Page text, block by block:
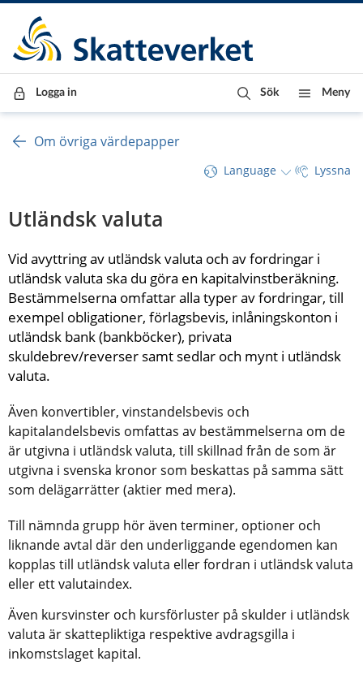
Till innehåll
Till navigationen
Till chattrobot
Logga in Sök Meny
Om övriga värdepapper
Language Lyssna
Utländsk valuta
Vid avyttring av utländsk valuta och av fordringar i
utländsk valuta ska du göra en kapitalvinstberäkning.
Bestämmelserna omfattar alla typer av fordringar, till
exempel obligationer, förlagsbevis, inlåningskonton i
utländsk bank (bankböcker), privata
skuldebrev/reverser samt sedlar och mynt i utländsk
valuta.
Även konvertibler, vinstandelsbevis och
kapitalandelsbevis omfattas av bestämmelserna om de
är utgivna i utländsk valuta, till skillnad från de som är
utgivna i svenska kronor som beskattas på samma sätt
som delägarrätter (aktier med mera).
Till nämnda grupp hör även terminer, optioner och
liknande avtal där den underliggande egendomen kan
kopplas till utländsk valuta eller fordran i utländsk valuta
eller ett valutaindex.
Även kursvinster och kursförluster på skulder i utländsk
valuta är skattepliktiga respektive avdragsgilla i
inkomstslaget kapital.